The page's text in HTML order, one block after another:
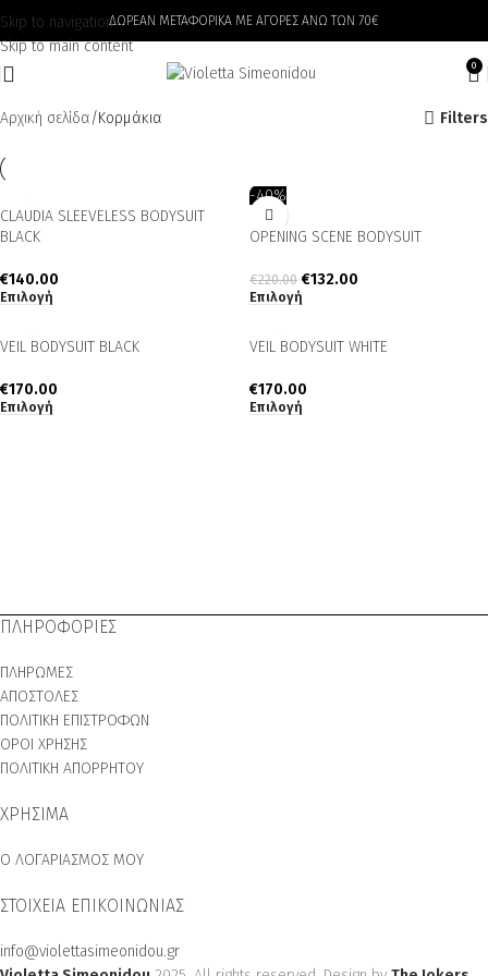
Skip to navigation
Skip to main content
ΔΩΡΕΑΝ ΜΕΤΑΦΟΡΙΚΑ ΜΕ ΑΓΟΡΕΣ ΑΝΩ ΤΩΝ 70€
0
Αρχική σελίδα Kορμάκια Filters
CLAUDIA SLEEVELESS BODYSUIT
BLACK
€140.00
Επιλογή
-40%
OPENING SCENE BODYSUIT
€220.00 €132.00
Επιλογή
VEIL BODYSUIT BLACK
€170.00
Επιλογή
VEIL BODYSUIT WHITE
€170.00
Επιλογή
ΠΛΗΡΟΦΟΡΙΕΣ
ΠΛΗΡΩΜΕΣ
ΑΠΟΣΤΟΛΕΣ
ΠΟΛΙΤΙΚΗ ΕΠΙΣΤΡΟΦΩΝ
ΟΡΟΙ ΧΡΗΣΗΣ
ΠΟΛΙΤΙΚΗ ΑΠΟΡΡΗΤΟΥ
ΧΡΗΣΙΜΑ
Ο ΛΟΓΑΡΙΑΣΜΟΣ ΜΟΥ
ΣΤΟΙΧΕΙΑ ΕΠΙΚΟΙΝΩΝΙΑΣ
info@violettasimeonidou.gr